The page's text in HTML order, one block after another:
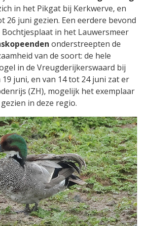
in het Pikgat bij Kerkwerve, en
26 juni gezien. Een eerdere bevond
in het Lauwersmeer
onderstreepten de
van de soort: de hele
in de Vreugderijkerswaard bij
juni, en van 14 tot 24 juni zat er
(ZH), mogelijk het exemplaar
in deze regio.